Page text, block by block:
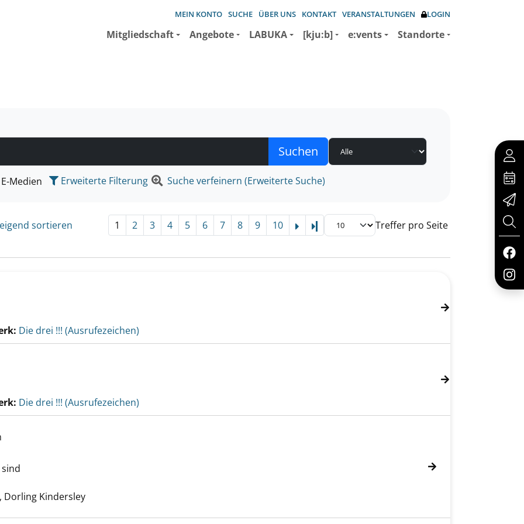
MEIN KONTO SUCHE ÜBER UNS KONTAKT VERANSTALTUNGEN LOGIN
Mitgliedschaft Angebote LABUKA [kju:b] e:vents Standorte
suchen wollen.
E-Medien Erweiterte Filterung Suche verfeinern (Erweiterte Suche)
sortieren 1 2 3 4 5 6 7 8 9 10 Letzte Seite Treffer pro Seite
Die drei !!! (Ausrufezeichen)
Die drei !!! (Ausrufezeichen)
anzeigen
Dorling Kindersley